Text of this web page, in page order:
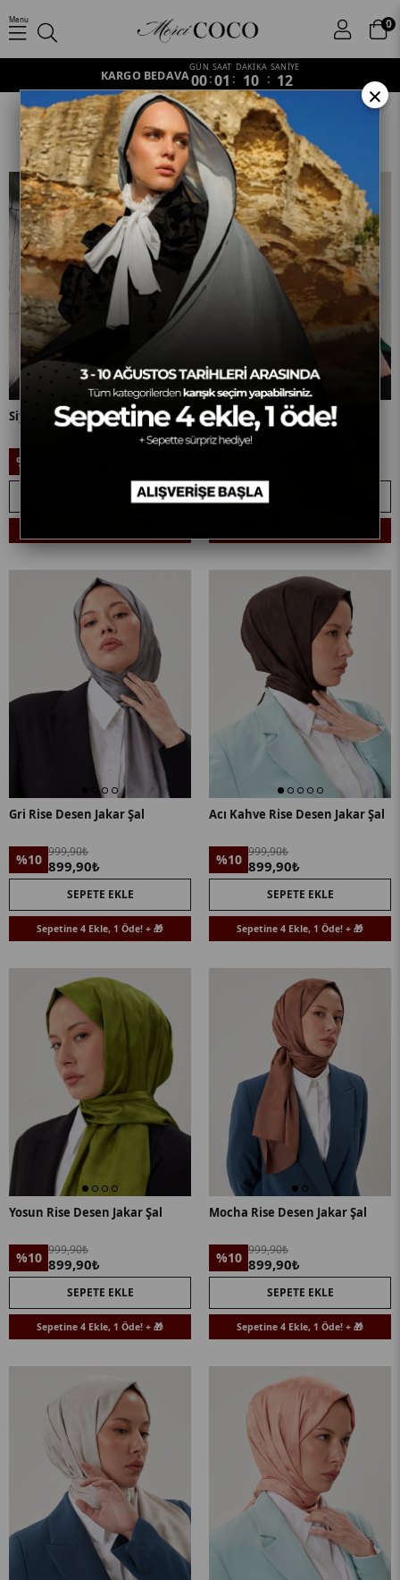
0
Menu
KARGO BEDAVA
GÜN
00:
SAAT
01 :
DAKİKA
10 :
SANİYE
11
Rise Desen
Anasayfa Şal İpeksi Jakar Şal Rise Desen
Siyah Rise Desen Jakar Şal
%10
Zümrüt Rise Desen Jakar Şal
Gri Rise Desen Jakar Şal
%10 999,90₺
899,90₺
SEPETE EKLE
Sepetine 4 Ekle, 1 Öde! + 🎁
Acı Kahve Rise Desen Jakar Şal
%10 999,90₺
899,90₺
SEPETE EKLE
Sepetine 4 Ekle, 1 Öde! + 🎁
Yosun Rise Desen Jakar Şal
%10 999,90₺
899,90₺
SEPETE EKLE
Sepetine 4 Ekle, 1 Öde! + 🎁
Mocha Rise Desen Jakar Şal
%10 999,90₺
899,90₺
SEPETE EKLE
Sepetine 4 Ekle, 1 Öde! + 🎁
×